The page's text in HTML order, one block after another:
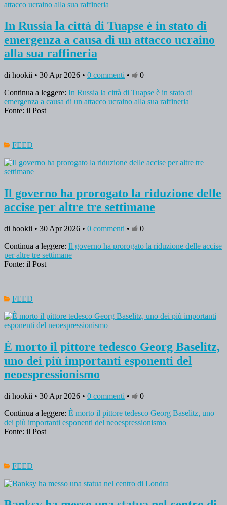
In Russia la città di Tuapse è in stato di
emergenza a causa di un attacco ucraino
alla sua raffineria
di hookii • 30 Apr 2026 • 0 commenti •
0
Continua a leggere: In Russia la città di Tuapse è in stato di
emergenza a causa di un attacco ucraino alla sua raffineria
Fonte: il Post
FEED
Il governo ha prorogato la riduzione delle
accise per altre tre settimane
di hookii • 30 Apr 2026 • 0 commenti •
0
Continua a leggere: Il governo ha prorogato la riduzione delle accise
per altre tre settimane
Fonte: il Post
FEED
È morto il pittore tedesco Georg Baselitz,
uno dei più importanti esponenti del
neoespressionismo
di hookii • 30 Apr 2026 • 0 commenti •
0
Continua a leggere: È morto il pittore tedesco Georg Baselitz, uno
dei più importanti esponenti del neoespressionismo
Fonte: il Post
FEED